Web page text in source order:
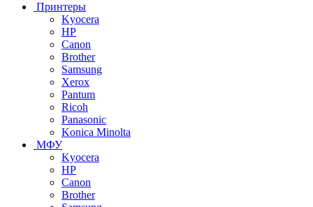
Принтеры
Kyocera
HP
Canon
Brother
Samsung
Xerox
Pantum
Ricoh
Panasonic
Konica Minolta
МФУ
Kyocera
HP
Canon
Brother